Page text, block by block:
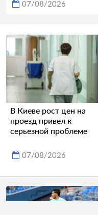
07/08/2026
В Киеве рост цен на
проезд привел к
серьезной проблеме
07/08/2026